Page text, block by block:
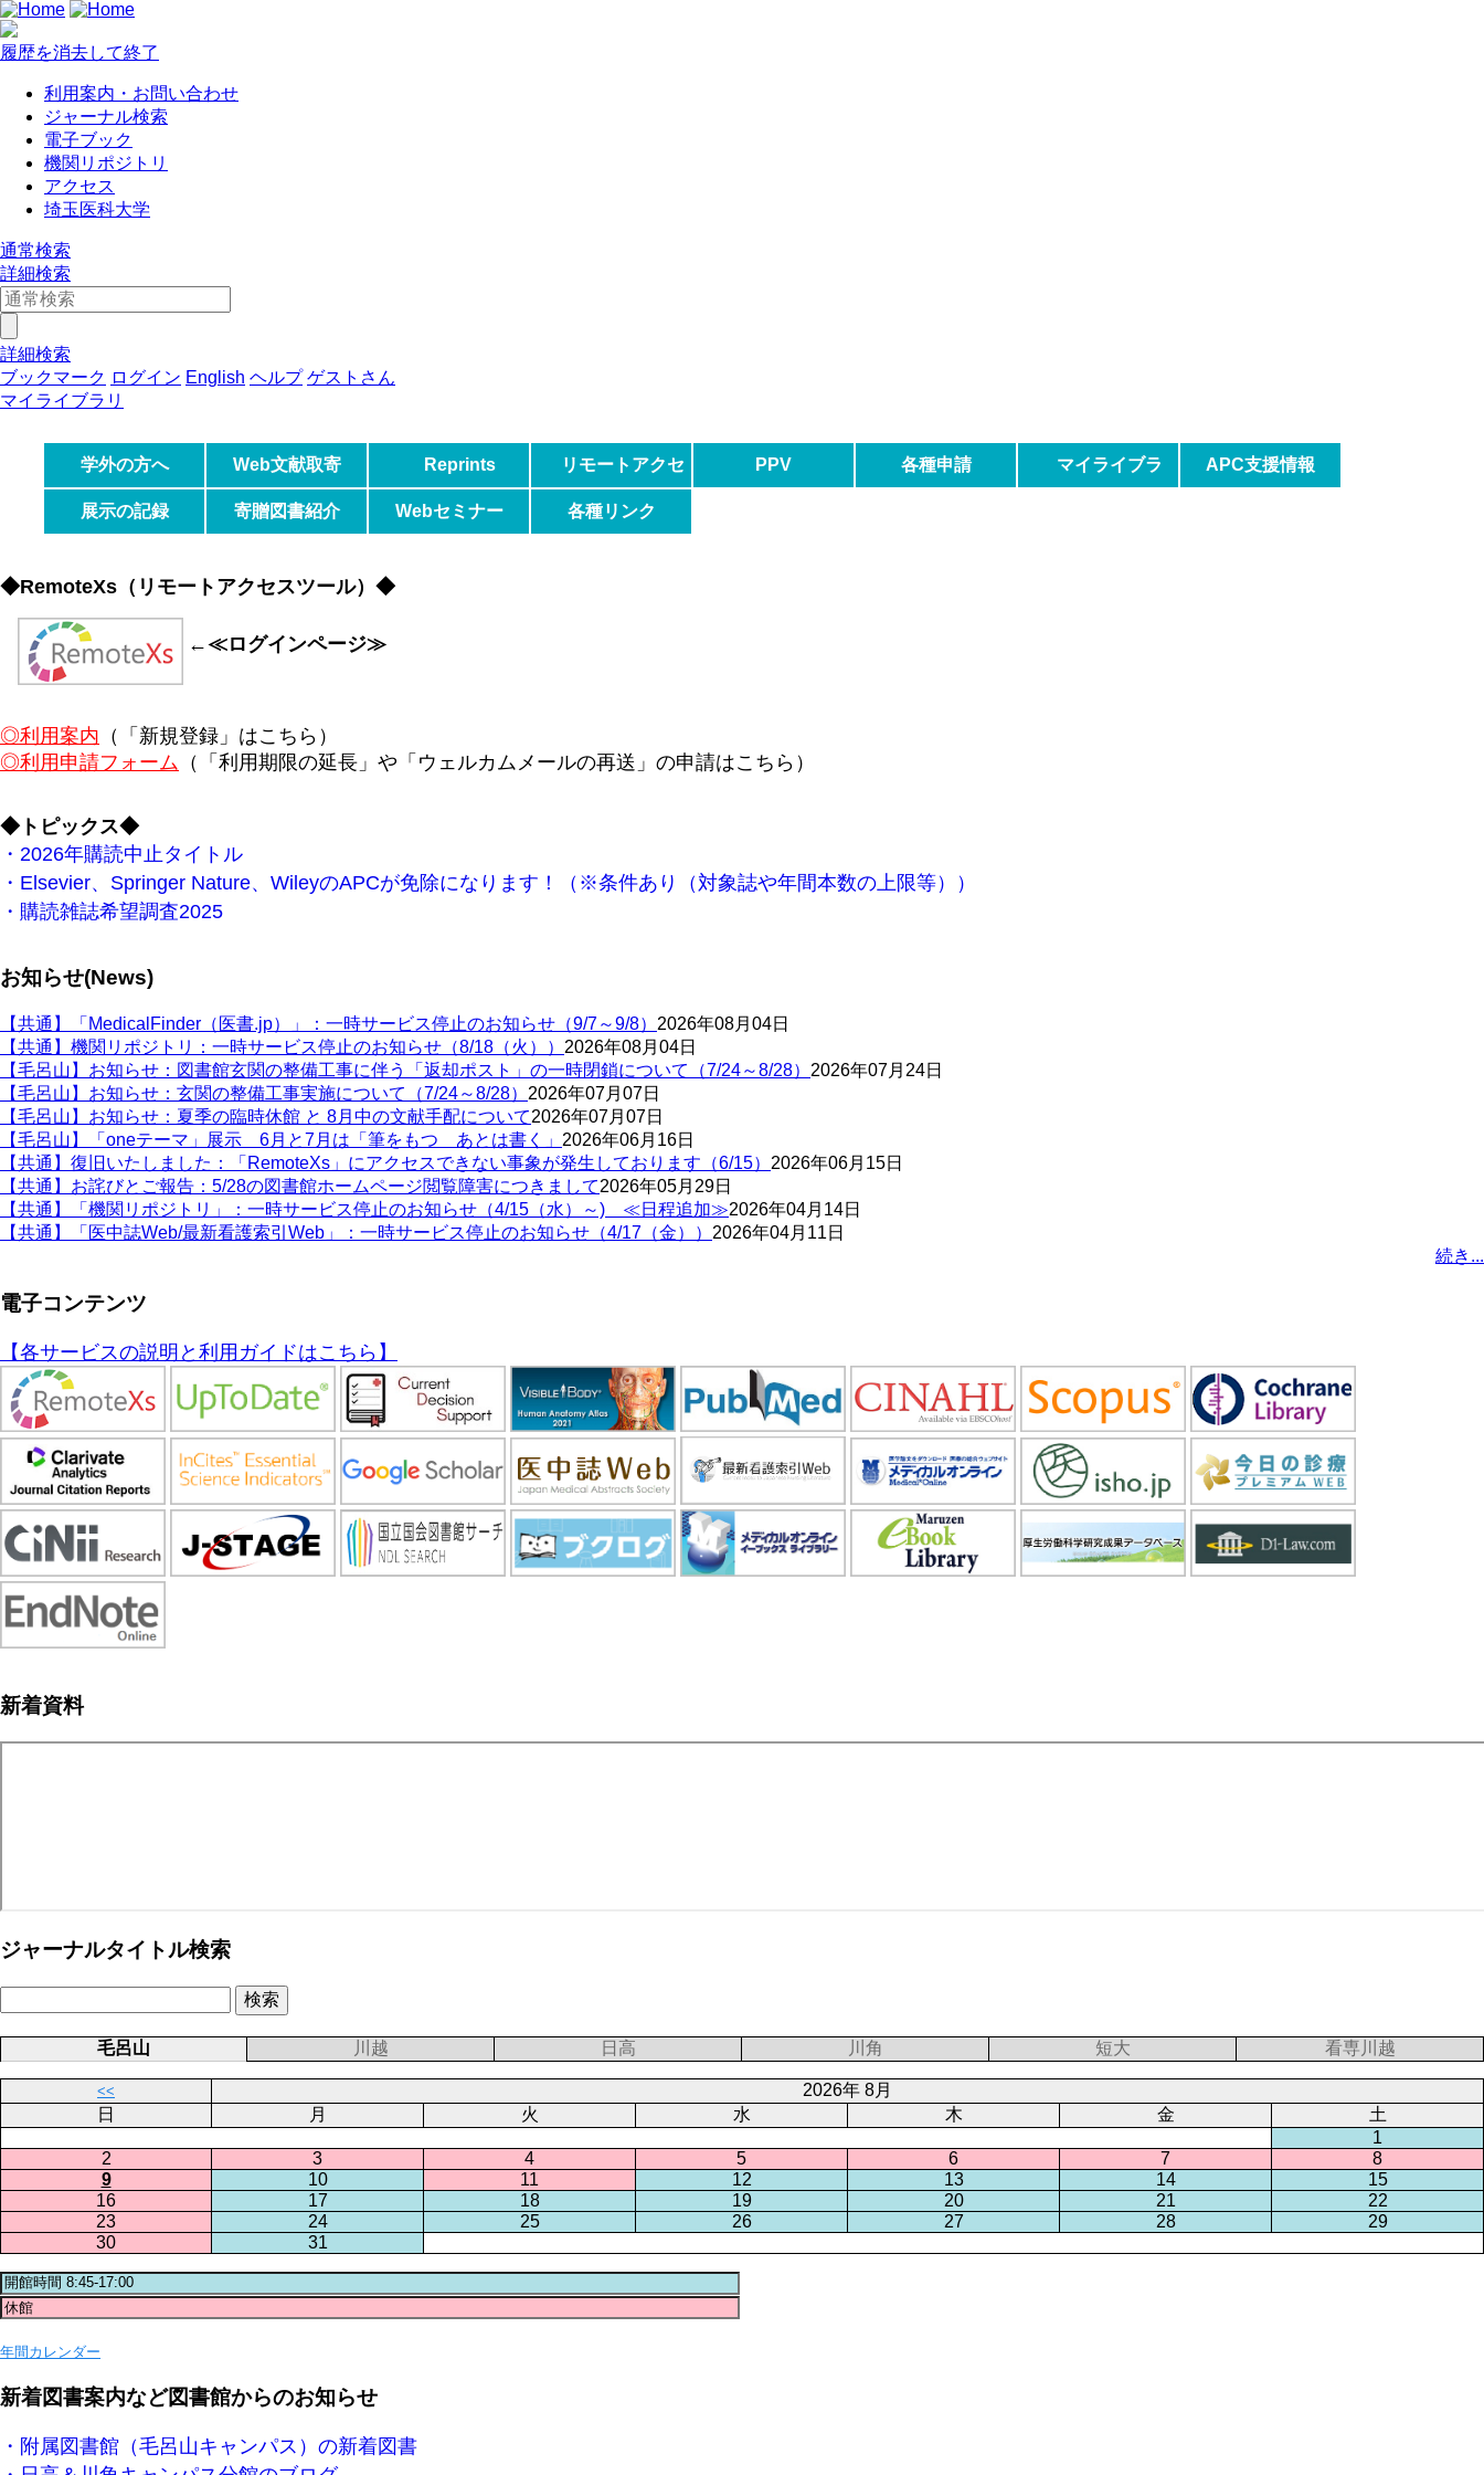
履歴を消去して終了
利用案内・お問い合わせ
ジャーナル検索
電子ブック
機関リポジトリ
アクセス
埼玉医科大学
通常検索
詳細検索
詳細検索
ブックマーク ログイン English ヘルプ ゲストさん
マイライブラリ
学外の方へ Web文献取寄 Reprints
Desk
リモートアクセ
ス
PPV 各種申請 マイライブラ APC支援情報
展示の記録 寄贈図書紹介 Webセミナー 各種リンク
◆RemoteXs（リモートアクセスツール）◆
←≪ログインページ≫
◎利用案内 （「新規登録」はこちら）
◎利用申請フォーム （「利用期限の延長」や「ウェルカムメールの再送」の申請はこちら）
◆トピックス◆
・2026年購読中止タイトル
・Elsevier、Springer Nature、WileyのAPCが免除になります！（※条件あり（対象誌や年間本数の上限等））
・購読雑誌希望調査2025
お知らせ(News)
【共通】「MedicalFinder（医書.jp）」：一時サービス停止のお知らせ（9/7～9/8） 2026年08月04日
【共通】機関リポジトリ：一時サービス停止のお知らせ（8/18（火）） 2026年08月04日
【毛呂山】お知らせ：図書館玄関の整備工事に伴う「返却ポスト」の一時閉鎖について（7/24～8/28） 2026年07月24日
【毛呂山】お知らせ：玄関の整備工事実施について（7/24～8/28） 2026年07月07日
【毛呂山】お知らせ：夏季の臨時休館 と 8月中の文献手配について2026年07月07日
【毛呂山】「oneテーマ」展示 6月と7月は「筆をもつ あとは書く」 2026年06月16日
【共通】復旧いたしました：「RemoteXs」にアクセスできない事象が発生しております（6/15） 2026年06月15日
【共通】お詫びとご報告：5/28の図書館ホームページ閲覧障害につきまして2026年05月29日
【共通】「機関リポジトリ」：一時サービス停止のお知らせ（4/15（水）～) ≪日程追加≫2026年04月14日
【共通】「医中誌Web/最新看護索引Web」：一時サービス停止のお知らせ（4/17（金）） 2026年04月11日
続き...
電子コンテンツ
【各サービスの説明と利用ガイドはこちら】
新着資料
ジャーナルタイトル検索
毛呂山 川越 日高 川角 短大 看専川越
<<
2026年 8月
日
月 火 水 木 金
土
1
2
3 4 5 6 7
8
9
10 11 12 13 14
15
16
17 18 19 20 21
22
23
24 25 26 27 28
29
30
31
年間カレンダー
新着図書案内など図書館からのお知らせ
・附属図書館（毛呂山キャンパス）の新着図書